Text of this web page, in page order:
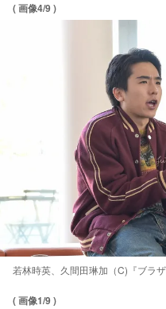
( 画像4/9 )
若林時英、久間田琳加（C)『ブラ
( 画像1/9 )